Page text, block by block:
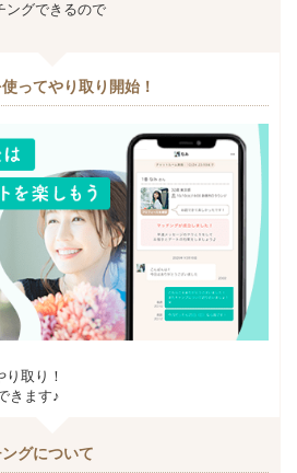
ングできるので
ってやり取り開始！
取り！
きます♪
グについて